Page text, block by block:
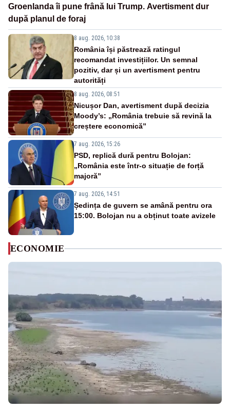
Groenlanda îi pune frână lui Trump. Avertisment dur
după planul de foraj
8 aug. 2026, 10:38
România își păstrează ratingul
recomandat investițiilor. Un semnal
pozitiv, dar și un avertisment pentru
autorități
8 aug. 2026, 08:51
Nicușor Dan, avertisment după decizia
Moody’s: „România trebuie să revină la
creștere economică”
7 aug. 2026, 15:26
PSD, replică dură pentru Bolojan:
„România este într-o situație de forță
majoră”
7 aug. 2026, 14:51
Ședința de guvern se amână pentru ora
15:00. Bolojan nu a obținut toate avizele
ECONOMIE